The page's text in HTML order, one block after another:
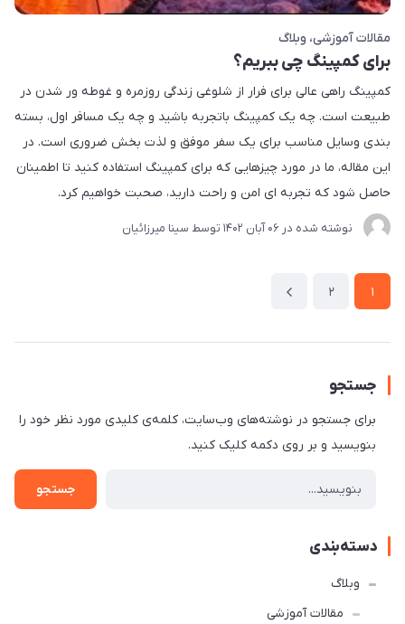
مقالات آموزشی وبلاگ
برای کمپینگ چی ببریم؟
کمپینگ راهی عالی برای فرار از شلوغی زندگی روزمره و غوطه ور شدن در
طبیعت است. چه یک کمپینگ باتجربه باشید و چه یک مسافر اول، بسته
بندی وسایل مناسب برای یک سفر موفق و لذت بخش ضروری است. در
این مقاله، ما در مورد چیزهایی که برای کمپینگ استفاده کنید تا اطمینان
حاصل شود که تجربه ای امن و راحت دارید، صحبت خواهیم کرد.
نوشته شده در 06 آبان 1402 توسط سینا میرزائیان
1
2
جستجو
برای جستجو در نوشته‌های وب‌سایت، کلمه‌ی کلیدی مورد نظر خود را
بنویسید و بر روی دکمه کلیک کنید.
جستجو
دسته‌بندی
وبلاگ
مقالات آموزشی